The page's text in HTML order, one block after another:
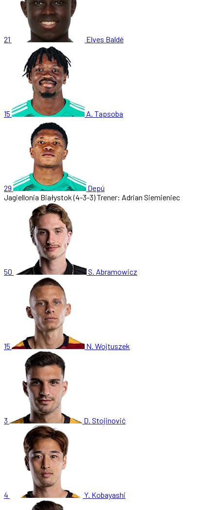
21 Elves Baldé
15 A. Tapsoba
29
Depú
Jagiellonia Białystok (4-3-3)Trener: Adrian Siemieniec
50 S. Abramowicz
15 N. Wojtuszek
3 D. Stojinović
4 Y. Kobayashi